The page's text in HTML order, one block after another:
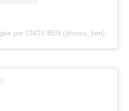
par CNOS BEN (@cnos_ben)